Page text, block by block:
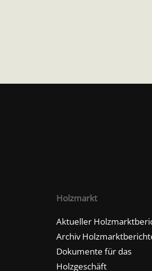
Holzmarkt
Aktueller
Archiv
Dokumente für das
Holzgeschäft